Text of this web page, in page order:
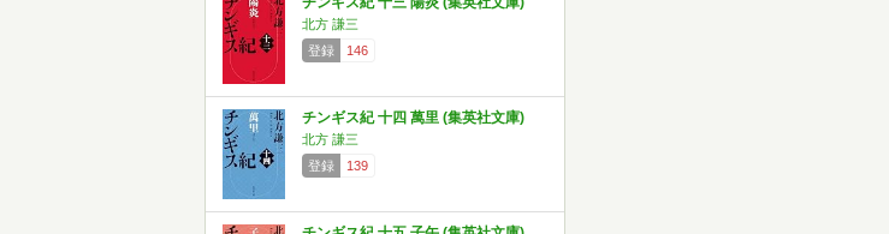
北方 謙三
登録
146
チンギス紀 十四 萬里 (集英社文庫)
北方 謙三
登録
139